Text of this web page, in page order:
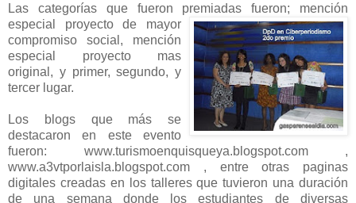
Las categorías que fueron premiadas fueron; mención
especial proyecto de mayor
compromiso social, mención
especial proyecto mas
original, y primer, segundo, y
tercer lugar.
Los blogs que más se
destacaron en este evento
fueron: www.turismoenquisqueya.blogspot.com ,
www.a3vtporlaisla.blogspot.com , entre otras paginas
digitales creadas en los talleres que tuvieron una duración
de una semana donde los estudiantes de diversas